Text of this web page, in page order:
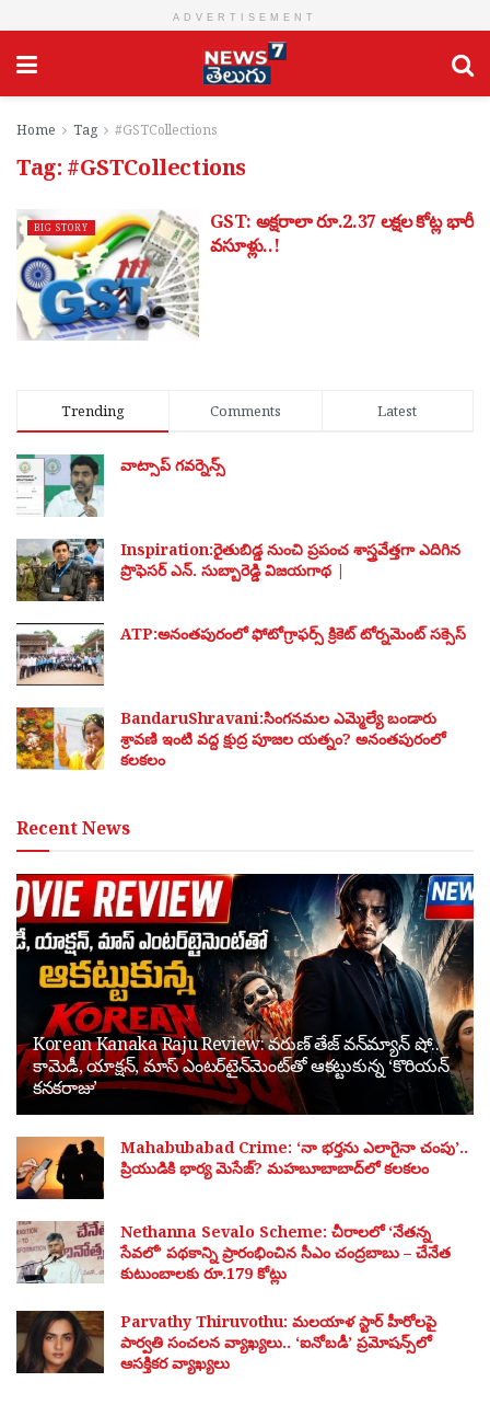
ADVERTISEMENT
Home Tag #GSTCollections
Tag: #GSTCollections
BIG STORY
GST: అక్షరాలా రూ.2.37 లక్షల కోట్ల భారీ
వసూళ్లు..!
Trending Comments Latest
వాట్సాప్ గవర్నెన్స్
Inspiration:రైతుబిడ్డ నుంచి ప్రపంచ శాస్త్రవేత్తగా ఎదిగిన
ప్రొఫెసర్ ఎన్. సుబ్బారెడ్డి విజయగాథ |
ATP:అనంతపురంలో ఫోటోగ్రాఫర్స్ క్రికెట్ టోర్నమెంట్ సక్సెస్
BandaruShravani:సింగనమల ఎమ్మెల్యే బండారు
శ్రావణి ఇంటి వద్ద క్షుద్ర పూజల యత్నం? అనంతపురంలో
కలకలం
Recent News
Korean Kanaka Raju Review: వరుణ్ తేజ్ వన్‌మ్యాన్ షో..
కామెడీ, యాక్షన్, మాస్ ఎంటర్‌టైన్‌మెంట్‌తో ఆకట్టుకున్న ‘కొరియన్
కనకరాజు’
Mahabubabad Crime: ‘నా భర్తను ఎలాగైనా చంపు’..
ప్రియుడికి భార్య మెసేజ్? మహబూబాబాద్‌లో కలకలం
Nethanna Sevalo Scheme: చీరాలలో ‘నేతన్న
సేవలో’ పథకాన్ని ప్రారంభించిన సీఎం చంద్రబాబు – చేనేత
కుటుంబాలకు రూ.179 కోట్లు
Parvathy Thiruvothu: మలయాళ స్టార్ హీరోలపై
పార్వతి సంచలన వ్యాఖ్యలు.. ‘ఐనోబడీ’ ప్రమోషన్స్‌లో
ఆసక్తికర వ్యాఖ్యలు